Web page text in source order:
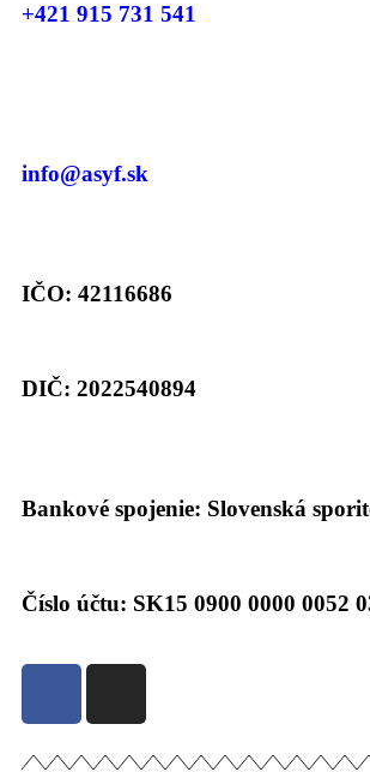
+421 915 731 541
info@asyf.sk
IČO: 42116686
DIČ: 2022540894
Bankové spojenie: Slovenská
Číslo účtu: SK15 0900 0000 0052